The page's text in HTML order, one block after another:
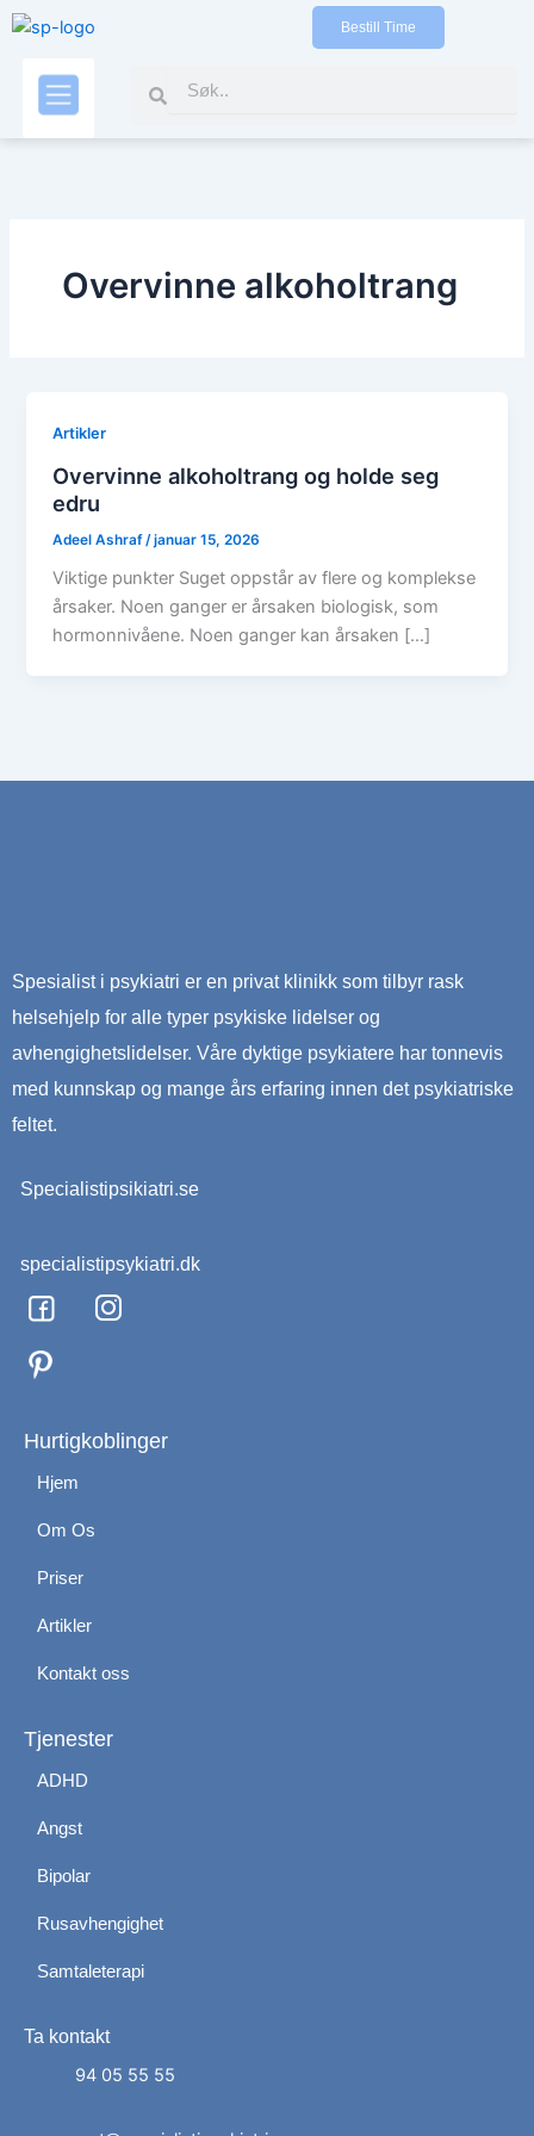
Gå
indholdet
Bestill Time
Search
Overvinne alkoholtrang
Artikler
Overvinne alkoholtrang og holde seg
edru
Adeel Ashraf /januar 15, 2026
Viktige punkter Suget oppstår av flere og komplekse
årsaker. Noen ganger er årsaken biologisk, som
hormonnivåene. Noen ganger kan årsaken […]
Spesialist i psykiatri er en privat klinikk som tilbyr rask
helsehjelp for alle typer psykiske lidelser og
avhengighetslidelser. Våre dyktige psykiatere har tonnevis
med kunnskap og mange års erfaring innen det psykiatriske
feltet.
Specialistipsikiatri.se
specialistipsykiatri.dk
F
a
c
e
o
k
I
n
g
Hurtigkoblinger
Hjem
Om Os
Priser
Artikler
Kontakt oss
Tjenester
ADHD
Angst
Bipolar
Rusavhengighet
Samtaleterapi
Ta kontakt
94 05 55 55
Administrer dit samtykke
For at give den bedst mulige oplevelse bruger vi